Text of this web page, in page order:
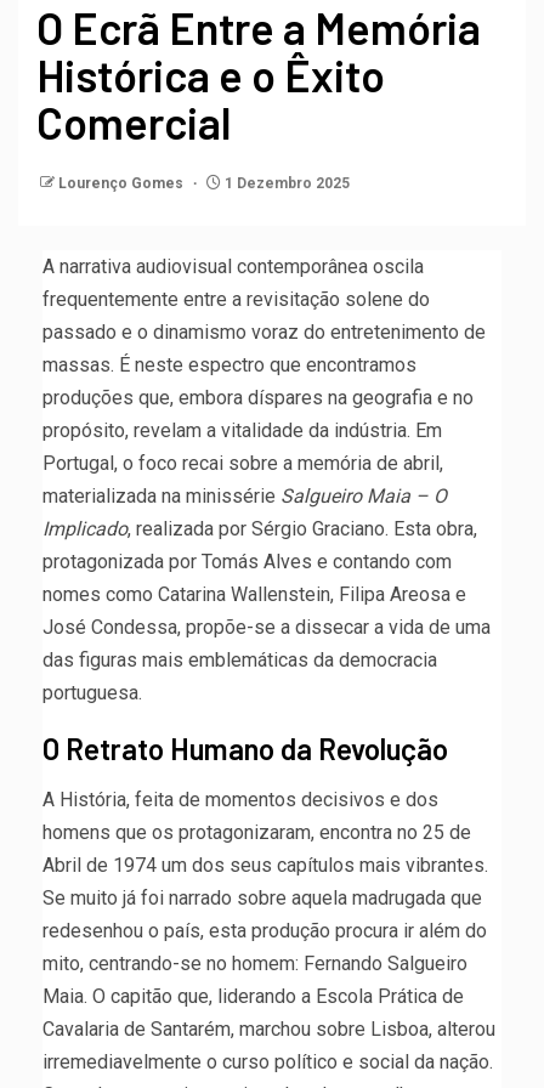
O Ecrã Entre a Memória
Histórica e o Êxito
Comercial
Lourenço Gomes 1 Dezembro 2025
A narrativa audiovisual contemporânea oscila
frequentemente entre a revisitação solene do
passado e o dinamismo voraz do entretenimento de
massas. É neste espectro que encontramos
produções que, embora díspares na geografia e no
propósito, revelam a vitalidade da indústria. Em
Portugal, o foco recai sobre a memória de abril,
materializada na minissérie Salgueiro Maia – O
Implicado, realizada por Sérgio Graciano. Esta obra,
protagonizada por Tomás Alves e contando com
nomes como Catarina Wallenstein, Filipa Areosa e
José Condessa, propõe-se a dissecar a vida de uma
das figuras mais emblemáticas da democracia
portuguesa.
O Retrato Humano da Revolução
A História, feita de momentos decisivos e dos
homens que os protagonizaram, encontra no 25 de
Abril de 1974 um dos seus capítulos mais vibrantes.
Se muito já foi narrado sobre aquela madrugada que
redesenhou o país, esta produção procura ir além do
mito, centrando-se no homem: Fernando Salgueiro
Maia. O capitão que, liderando a Escola Prática de
Cavalaria de Santarém, marchou sobre Lisboa, alterou
irremediavelmente o curso político e social da nação.